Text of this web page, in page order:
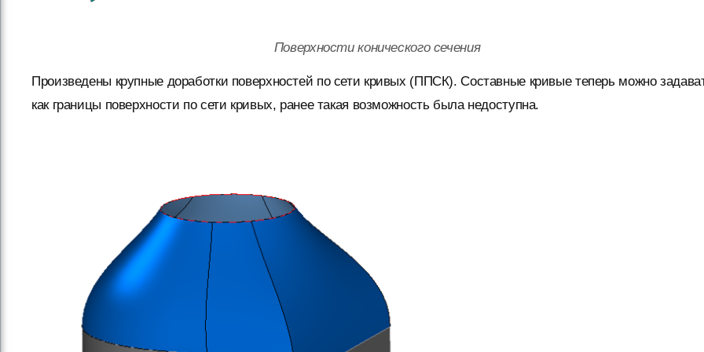
Поверхности конического сечения
Произведены крупные доработки поверхностей по сети кривых (ППСК). Составные кривые теперь можно
как границы поверхности по сети кривых, ранее такая возможность была недоступна.